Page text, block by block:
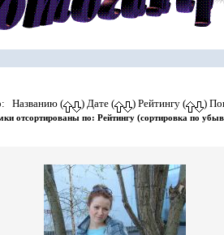
Названию ( ) Дате ( ) Рейтингу ( )
отсортированы по: Рейтингу (сортировка по